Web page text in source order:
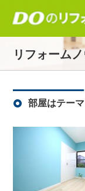
リフォーム
部屋はテー